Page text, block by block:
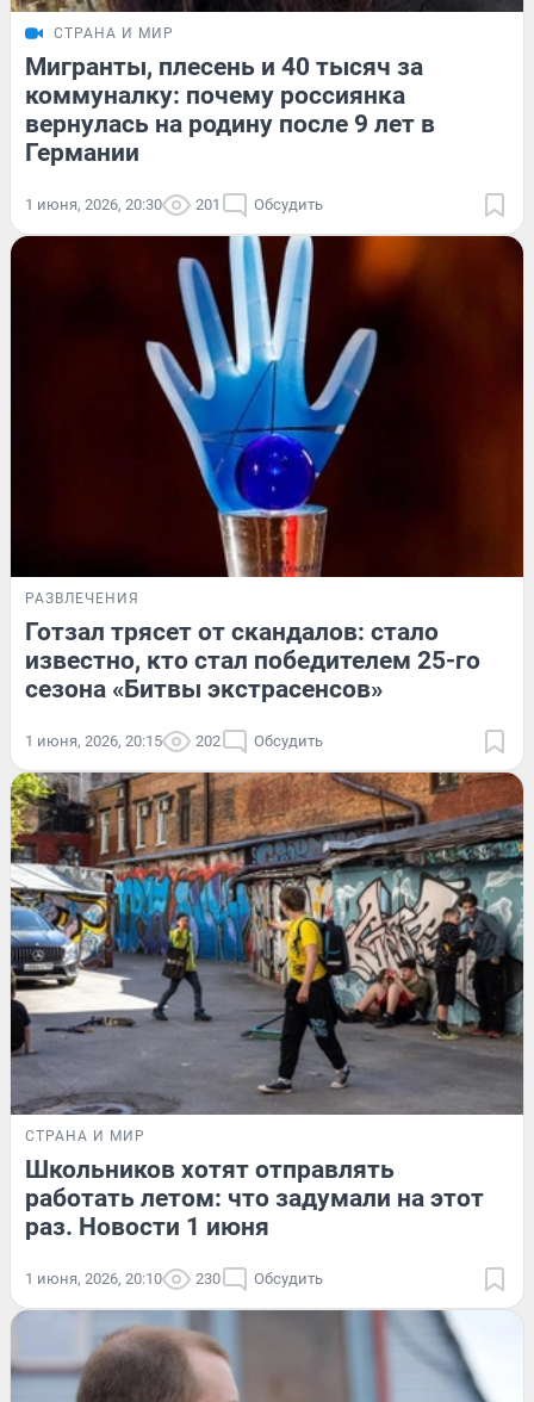
СТРАНА И МИР
Мигранты, плесень и 40 тысяч за
коммуналку: почему россиянка
вернулась на родину после 9 лет в
Германии
1 июня, 2026, 20:30 201 Обсудить
РАЗВЛЕЧЕНИЯ
Готзал трясет от скандалов: стало
известно, кто стал победителем 25-го
сезона «Битвы экстрасенсов»
1 июня, 2026, 20:15 202 Обсудить
СТРАНА И МИР
Школьников хотят отправлять
работать летом: что задумали на этот
раз. Новости 1 июня
1 июня, 2026, 20:10 230 Обсудить